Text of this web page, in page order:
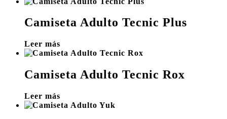
Camiseta Adulto Tecnic Plus
Leer más
Camiseta Adulto Tecnic Rox
Leer más